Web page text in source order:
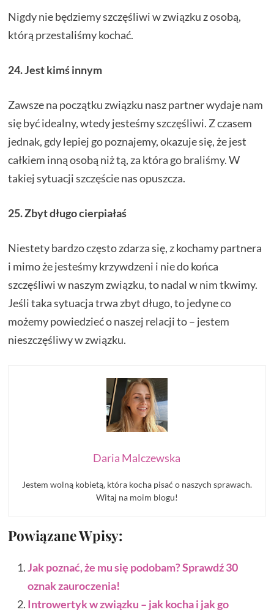
Nigdy nie będziemy szczęśliwi w związku z osobą,
którą przestaliśmy kochać.
24. Jest kimś innym
Zawsze na początku związku nasz partner wydaje nam
się być idealny, wtedy jesteśmy szczęśliwi. Z czasem
jednak, gdy lepiej go poznajemy, okazuje się, że jest
całkiem inną osobą niż tą, za która go braliśmy. W
takiej sytuacji szczęście nas opuszcza.
25. Zbyt długo cierpiałaś
Niestety bardzo często zdarza się, z kochamy partnera
i mimo że jesteśmy krzywdzeni i nie do końca
szczęśliwi w naszym związku, to nadal w nim tkwimy.
Jeśli taka sytuacja trwa zbyt długo, to jedyne co
możemy powiedzieć o naszej relacji to – jestem
nieszczęśliwy w związku.
Daria Malczewska
Jestem wolną kobietą, która kocha pisać o naszych sprawach.
Witaj na moim blogu!
Powiązane Wpisy:
Jak poznać, że mu się podobam? Sprawdź 30
oznak zauroczenia!
Introwertyk w związku – jak kocha i jak go